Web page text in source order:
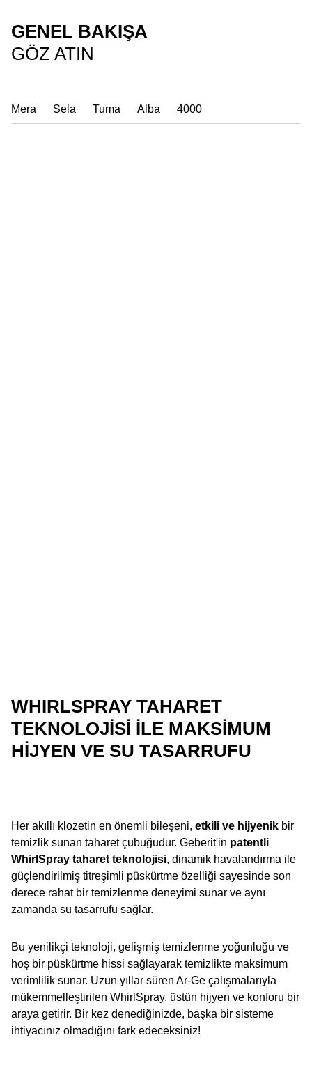
GENEL BAKIŞA
GÖZ ATIN
Mera Sela Tuma Alba 4000
WHIRLSPRAY TAHARET
TEKNOLOJISI ILE MAKSIMUM
HIJYEN VE SU TASARRUFU
Her akıllı klozetin en önemli bileşeni, etkili ve hijyenik bir
temizlik sunan taharet çubuğudur. Geberit'in patentli
WhirlSpray taharet teknolojisi, dinamik havalandırma ile
güçlendirilmiş titreşimli püskürtme özelliği sayesinde son
derece rahat bir temizlenme deneyimi sunar ve aynı
zamanda su tasarrufu sağlar.
Bu yenilikçi teknoloji, gelişmiş temizlenme yoğunluğu ve
hoş bir püskürtme hissi sağlayarak temizlikte maksimum
verimlilik sunar. Uzun yıllar süren Ar-Ge çalışmalarıyla
mükemmelleştirilen WhirlSpray, üstün hijyen ve konforu bir
araya getirir. Bir kez denediğinizde, başka bir sisteme
ihtiyacınız olmadığını fark edeceksiniz!